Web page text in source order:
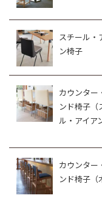
スチール・
ン椅子
カウンター
ンド椅子（
ル・アイア
カウンター
ンド椅子（